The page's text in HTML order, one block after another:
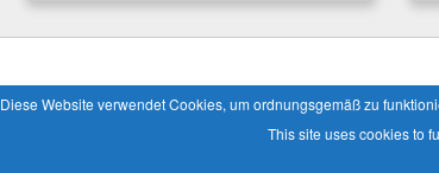
Copyright © 2026 Modellbaukalender.info . Alle Rechte
Diese Website verwendet Cookies, um ordnungsgemäß zu
This site uses cookies to